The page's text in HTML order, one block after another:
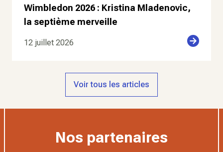
Wimbledon 2026 : Kristina Mladenovic,
la septième merveille
12 juillet 2026
Voir tous les articles
Nos partenaires